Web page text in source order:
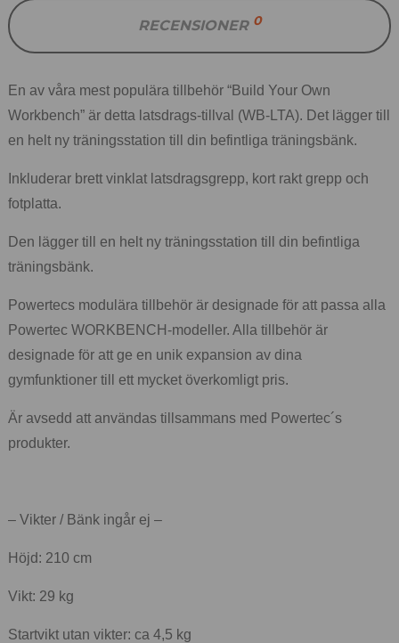
RECENSIONER 0
En av våra mest populära tillbehör “Build Your Own
Workbench” är detta latsdrags-tillval (WB-LTA). Det lägger till
en helt ny träningsstation till din befintliga träningsbänk.
Inkluderar brett vinklat latsdragsgrepp, kort rakt grepp och
fotplatta.
Den lägger till en helt ny träningsstation till din befintliga
träningsbänk.
Powertecs modulära tillbehör är designade för att passa alla
Powertec WORKBENCH-modeller. Alla tillbehör är
designade för att ge en unik expansion av dina
gymfunktioner till ett mycket överkomligt pris.
Är avsedd att användas tillsammans med Powertec´s
produkter.
– Vikter / Bänk ingår ej –
Höjd: 210 cm
Vikt: 29 kg
Startvikt utan vikter: ca 4,5 kg